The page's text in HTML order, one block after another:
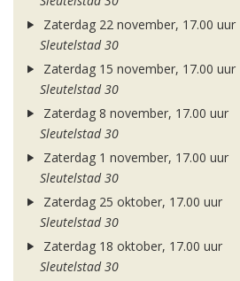
Zaterdag 22 november, 17.00 uur
Sleutelstad 30
Zaterdag 15 november, 17.00 uur
Sleutelstad 30
Zaterdag 8 november, 17.00 uur
Sleutelstad 30
Zaterdag 1 november, 17.00 uur
Sleutelstad 30
Zaterdag 25 oktober, 17.00 uur
Sleutelstad 30
Zaterdag 18 oktober, 17.00 uur
Sleutelstad 30